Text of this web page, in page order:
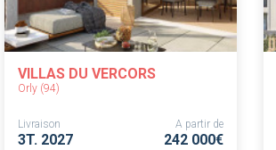
VILLAS DU VERCORS
Orly (94)
Livraison
3T. 2027
A partir de
242 000€